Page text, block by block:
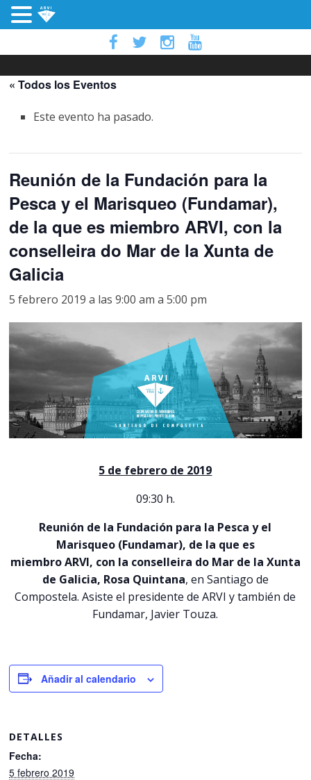
« Todos los Eventos
Este evento ha pasado.
Reunión de la Fundación para la
Pesca y el Marisqueo (Fundamar),
de la que es miembro ARVI, con la
conselleira do Mar de la Xunta de
Galicia
5 febrero 2019 a las 9:00 am a5:00 pm
5 de febrero de 2019
09:30 h.
Reunión de la Fundación para la Pesca y el
Marisqueo (Fundamar), de la que es
miembroARVI, con la conselleira do Mar de la Xunta
de Galicia, Rosa Quintana, en Santiago de
Compostela. Asiste el presidente deARVI y también de
Fundamar, Javier Touza.
Añadir al calendario
DETALLES
Fecha:
5 febrero 2019